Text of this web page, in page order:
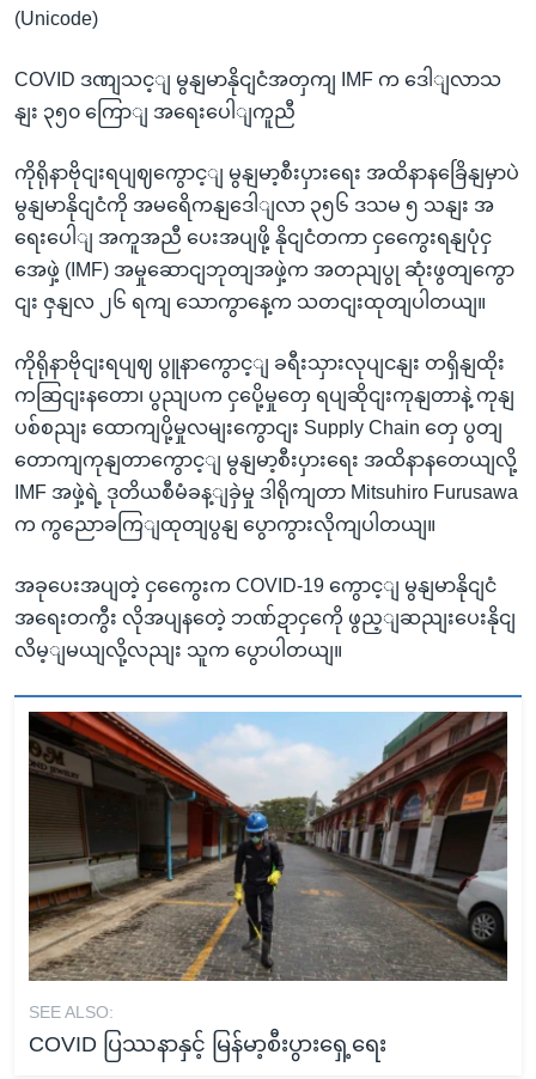
(Unicode)
COVID ဒဏျသင့ျ မွနျမာနိုငျငံအတှကျ IMF က ဒေါျလာသ
နျး ၃၅၀ ကြောျ အရေးပေါျကူညီ
ကိုရိုနာဗိုငျးရပျဈကွောင့ျ မွနျမာ့စီးပှားရေး အထိနာနခြေိနျမှာပဲ
မွနျမာနိုငျငံကို အမရေိကနျဒေါျလာ ၃၅၆ ဒသမ ၅ သနျး အ
ရေးပေါျ အကူအညီ ပေးအပျဖို့ နိုငျငံတကာ ငှကွေေးရနျပုံငှ
အေဖှဲ့ (IMF) အမှုဆောငျဘုတျအဖှဲ့က အတညျပွု ဆုံးဖွတျကွော
ငျး ဇှနျလ ၂၆ ရကျ သောကွာနေ့က သတငျးထုတျပါတယျ။
ကိုရိုနာဗိုငျးရပျဈ ပွူနာကွောင့ျ ခရီးသှားလုပျငနျး တရှိနျထိုး
ကဆြငျးနတော၊ ပွညျပက ငှပေို့မှုတှေ ရပျဆိုငျးကုနျတာနဲ့ ကုနျ
ပစ်စညျး ထောကျပို့မှုလမျးကွောငျး Supply Chain တှေ ပွတျ
တောကျကုနျတာကွောင့ျ မွနျမာ့စီးပှားရေး အထိနာနတေယျလို့
IMF အဖှဲ့ရဲ့ ဒုတိယစီမံခန့ျခှဲမှု ဒါရိုကျတာ Mitsuhiro Furusawa
က ကွညောခကြျထုတျပွနျ ပွောကွားလိုကျပါတယျ။
အခုပေးအပျတဲ့ ငှကွေေးက COVID-19 ကွောင့ျ မွနျမာနိုငျငံ
အရေးတကွီး လိုအပျနတေဲ့ ဘဏ်ဍာငှကေို ဖွည့ျဆညျးပေးနိုငျ
လိမ့ျမယျလို့လညျး သူက ပွောပါတယျ။
SEE ALSO:
COVID ပြဿနာနှင့် မြန်မာ့စီးပွားရှေ့ရေး